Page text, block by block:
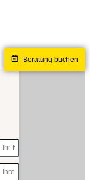
Beratung buchen